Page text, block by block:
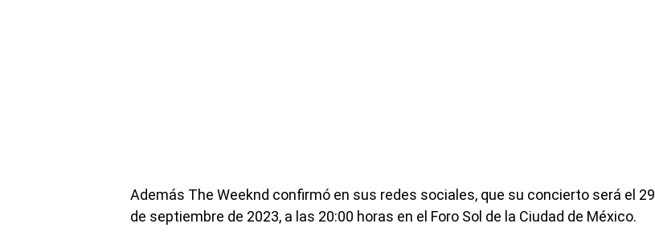
Además The Weeknd confirmó en sus redes sociales, que su concierto será el 29
de septiembre de 2023, a las 20:00 horas en el Foro Sol de la Ciudad de México.